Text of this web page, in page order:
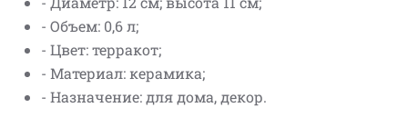
- Объем: 0,6 л;
- Цвет: терракот;
- Материал: керамика;
- Назначение: для дома, декор.